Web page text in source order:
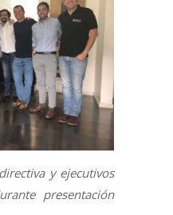
y ejecutivos
presentación